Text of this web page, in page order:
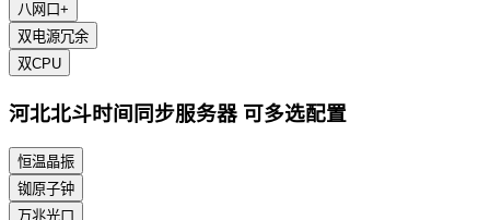
八网口+
双电源冗余
双CPU
河北北斗时间同步服务器 可多选配置
恒温晶振
铷原子钟
万兆光口